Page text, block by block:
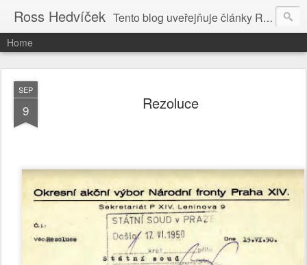
Ross Hedvíček Tento blog uveřejňuje články Ross Hedvíčka v češtině (pokud budu mit naladu) - s editacni pomoci Ludvika Dedika.
Home
SEP
9 Rezoluce